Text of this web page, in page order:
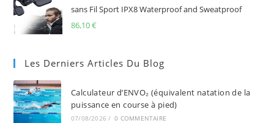
sans Fil Sport IPX8 Waterproof and Sweatproof
86,10€
Les Derniers Articles Du Blog
Calculateur d’ENVO₂ (équivalent natation de la
puissance en course à pied)
07/08/2026 / 0 COMMENTAIRE